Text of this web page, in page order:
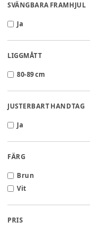
SVÄNGBARA FRAMHJUL
Ja
LIGGMÅTT
80-89 cm
JUSTERBART HANDTAG
Ja
FÄRG
Brun
Vit
PRIS